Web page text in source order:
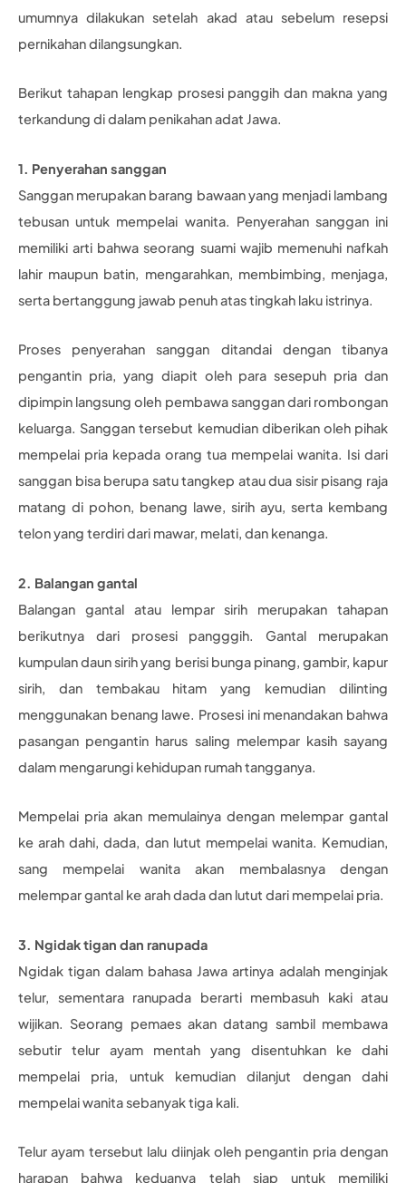
umumnya dilakukan setelah akad atau sebelum resepsi
pernikahan dilangsungkan.
Berikut tahapan lengkap prosesi panggih dan makna yang
terkandung di dalam penikahan adat Jawa.
1. Penyerahan sanggan
Sanggan merupakan barang bawaan yang menjadi lambang
tebusan untuk mempelai wanita. Penyerahan sanggan ini
memiliki arti bahwa seorang suami wajib memenuhi nafkah
lahir maupun batin, mengarahkan, membimbing, menjaga,
serta bertanggung jawab penuh atas tingkah laku istrinya.
Proses penyerahan sanggan ditandai dengan tibanya
pengantin pria, yang diapit oleh para sesepuh pria dan
dipimpin langsung oleh pembawa sanggan dari rombongan
keluarga. Sanggan tersebut kemudian diberikan oleh pihak
mempelai pria kepada orang tua mempelai wanita. Isi dari
sanggan bisa berupa satu tangkep atau dua sisir pisang raja
matang di pohon, benang lawe, sirih ayu, serta kembang
telon yang terdiri dari mawar, melati, dan kenanga.
2. Balangan gantal
Balangan gantal atau lempar sirih merupakan tahapan
berikutnya dari prosesi pangggih. Gantal merupakan
kumpulan daun sirih yang berisi bunga pinang, gambir, kapur
sirih, dan tembakau hitam yang kemudian dilinting
menggunakan benang lawe. Prosesi ini menandakan bahwa
pasangan pengantin harus saling melempar kasih sayang
dalam mengarungi kehidupan rumah tangganya.
Mempelai pria akan memulainya dengan melempar gantal
ke arah dahi, dada, dan lutut mempelai wanita. Kemudian,
sang mempelai wanita akan membalasnya dengan
melempar gantal ke arah dada dan lutut dari mempelai pria.
3. Ngidak tigan dan ranupada
Ngidak tigan dalam bahasa Jawa artinya adalah menginjak
telur, sementara ranupada berarti membasuh kaki atau
wijikan. Seorang pemaes akan datang sambil membawa
sebutir telur ayam mentah yang disentuhkan ke dahi
mempelai pria, untuk kemudian dilanjut dengan dahi
mempelai wanita sebanyak tiga kali.
Telur ayam tersebut lalu diinjak oleh pengantin pria dengan
harapan bahwa keduanya telah siap untuk memiliki